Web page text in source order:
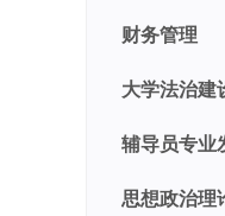
财务管理
大学法治建
辅导员专业
思想政治理